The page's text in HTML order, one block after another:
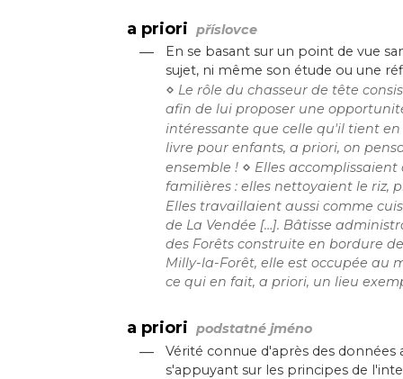
a priori příslovce
—
En se basant sur un point de vue
sujet, ni même son étude ou une
⋄ Le rôle du chasseur de tête
afin de lui proposer une
intéressante que celle qu'il tient
livre pour enfants, a priori, on
ensemble ! ⋄ Elles
familières : elles nettoyaient le riz,
Elles travaillaient aussi comme
de La Vendée […]. Bâtisse
des Forêts construite en bordure
Milly-la-Forêt, elle est occupée au
ce qui en fait, a priori, un lieu
a priori podstatné jméno
—
Vérité connue d'après des données
s'appuyant sur les principes de